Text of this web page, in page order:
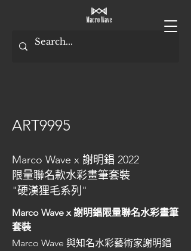
ART9995
Marco Wave x 謝明錩 2022
限量聯名款水彩畫筆套裝
"硬漢狸毛系列"
Marco Wave x 謝明錩限量聯名水彩畫筆
套裝
Marco Wave 與知名水彩藝術家謝明錩